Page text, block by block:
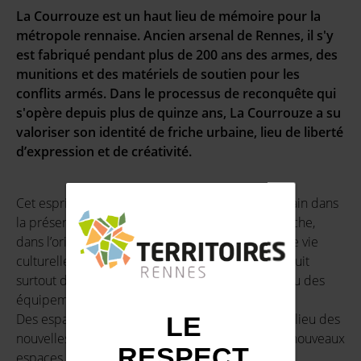
La Courrouze est un haut lieu de mémoire pour la
métropole rennaise. Ancien arsenal de Rennes, il s'y
est fabriqué pendant plus de 200 ans des armes, des
munitions et des matériels de soutien pour les
conflits armés. Dans le processus de reconquête qui
s'opère depuis plus de quinze ans, La Courrouze a su
valoriser son identité de friche urbaine, lieu de liberté
d’expression et de créativité.
Cet esprit s’illustre depuis l’origine du projet urbain dans
la préservation de la trame végétale née de la friche,
dans l’originalité des formes urbaines et dans une vie
culturelle et artistique dynamique. Mais il se traduit
surtout dans l’élaboration des espaces publics ou des
équipements, ouverts à une mixité d’usages.
Des espaces créatifs qui font de La Courrouze le lieu des
nouvelles cultures urbaines. Pour concevoir ces nouveaux
LE